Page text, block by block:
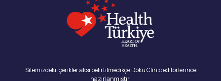
Sitemizdeki içerikler aksi belirtilmedikçe Doku Clinic editörlerince
hazırlanmıştır.